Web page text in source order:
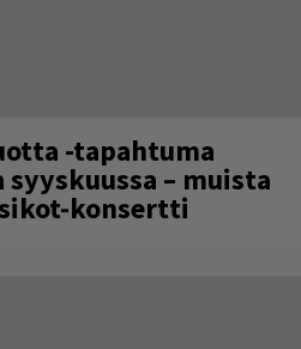
-tapahtuma
– muista
konsertti